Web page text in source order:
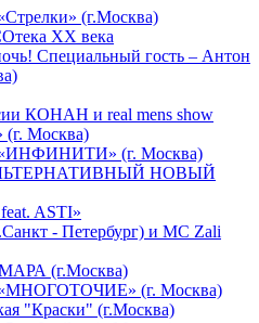
(г.Москва)
ХХ века
Специальный гость – Антон
КОНАН и real mens show
Москва)
«ИНФИНИТИ» (г. Москва)
НОВЫЙ
ASTI»
- Петербург) и MC Zali
(г.Москва)
«МНОГОТОЧИЕ» (г. Москва)
"Краски" (г.Москва)